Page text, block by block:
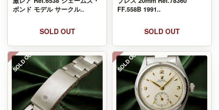
ボンド モデル サークル..
SOLD OUT
FF.558B 1991..
SOLD OUT
SOLD OUT SOLD OUT